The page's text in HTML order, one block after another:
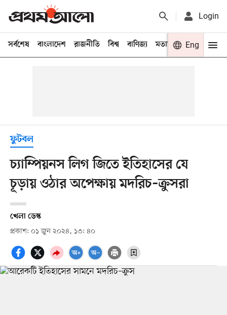
Login
সর্বশেষ বাংলাদেশ রাজনীতি বিশ্ব বাণিজ্য মতামত খেলা
Eng
ফুটবল
চ্যাম্পিয়নস লিগ জিতে ইতিহাসের যে
চূড়ায় ওঠার অপেক্ষায় মদরিচ–ক্রুসরা
খেলা ডেস্ক
প্রকাশ: ০১ জুন ২০২৪, ১৩: ৪০